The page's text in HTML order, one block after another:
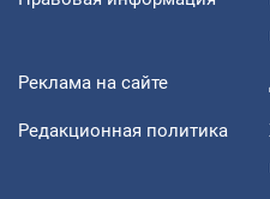
Реклама на сайте
Редакционная политика